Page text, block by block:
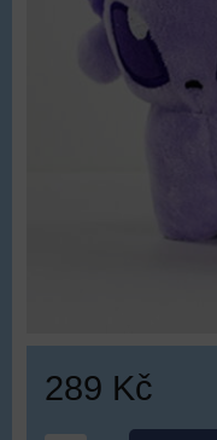
289 Kč